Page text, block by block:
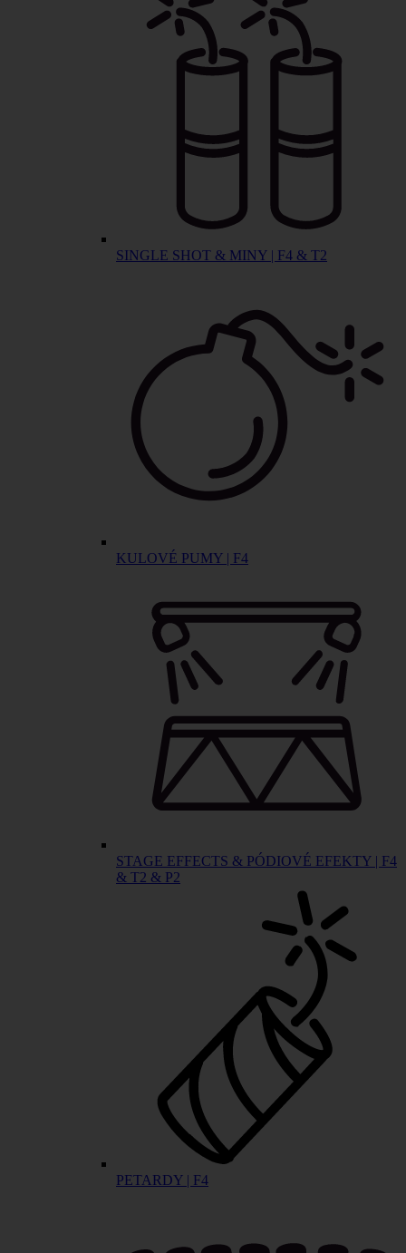
SINGLE SHOT & MINY | F4 & T2
KULOVÉ PUMY | F4
STAGE EFFECTS & PÓDIOVÉ EFEKTY | F4
& T2 & P2
PETARDY | F4